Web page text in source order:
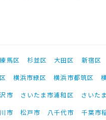
練馬区 杉並区 大田区 新宿区
横浜市緑区 横浜市都筑区
市 さいたま市浦和区 さいた
市 松戸市 八千代市 千葉市